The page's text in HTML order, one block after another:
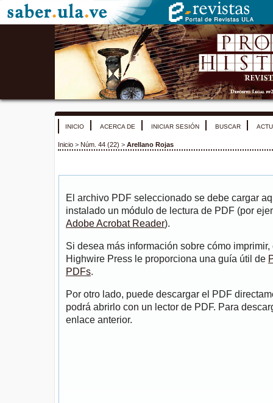
INICIO ACERCA DE INICIAR SESIÓN BUSCAR
Inicio > Núm. 44 (22) > Arellano Rojas
El archivo PDF seleccionado se debe cargar
instalado un módulo de lectura de PDF (por
Adobe Acrobat Reader).
Si desea más información sobre cómo
Highwire Press le proporciona una guía útil de
PDFs.
Por otro lado, puede descargar el PDF
podrá abrirlo con un lector de PDF. Para
enlace anterior.